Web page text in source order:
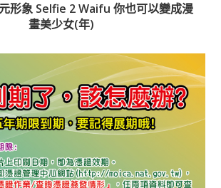
形象 Selfie 2 Waifu 你也可以變成漫
畫美少女(年)